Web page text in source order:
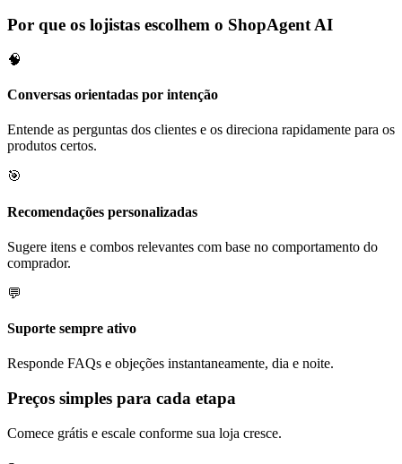
Por que os lojistas escolhem o ShopAgent AI
🧠
Conversas orientadas por intenção
Entende as perguntas dos clientes e os direciona rapidamente para os
produtos certos.
🎯
Recomendações personalizadas
Sugere itens e combos relevantes com base no comportamento do
comprador.
💬
Suporte sempre ativo
Responde FAQs e objeções instantaneamente, dia e noite.
Preços simples para cada etapa
Comece grátis e escale conforme sua loja cresce.